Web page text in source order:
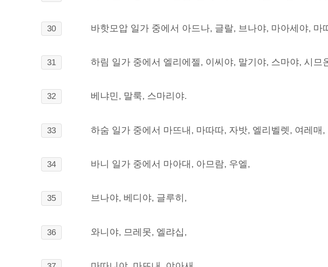
30 바핫모압 일가 중에서 아드나, 글랄, 브나야, 마아세야, 마
31 하림 일가 중에서 엘리에젤, 이씨야, 말기야, 스마야, 시므
32 베냐민, 말룩, 스마리야.
33 하숨 일가 중에서 마뜨내, 마따따, 자밧, 엘리벨렛, 여레매,
34 바니 일가 중에서 마아대, 아므람, 우엘,
35 브나야, 베디야, 글루히,
36 와니야, 므레못, 엘랴십,